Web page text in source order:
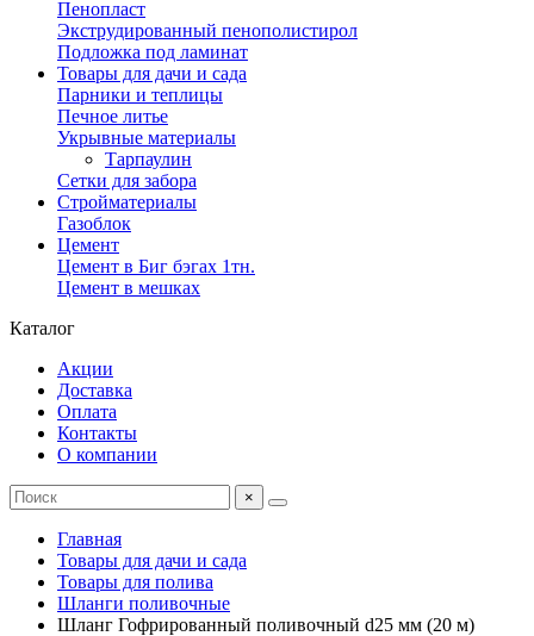
Пенопласт
Экструдированный пенополистирол
Подложка под ламинат
Товары для дачи и сада
Парники и теплицы
Печное литье
Укрывные материалы
Тарпаулин
Сетки для забора
Стройматериалы
Газоблок
Цемент
Цемент в Биг бэгах 1тн.
Цемент в мешках
Каталог
Акции
Доставка
Оплата
Контакты
О компании
×
Главная
Товары для дачи и сада
Товары для полива
Шланги поливочные
Шланг Гофрированный поливочный d25 мм (20 м)